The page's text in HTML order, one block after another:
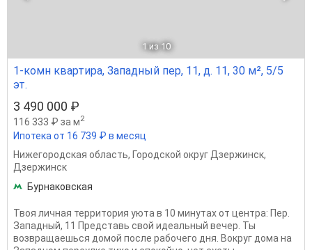
1 из 10
1-комн квартира, Западный пер, 11, д. 11, 30 м², 5/5
эт.
3 490 000 ₽
116 333 ₽ за м2
Ипотека от 16 739 ₽ в месяц
Нижегородская область, Городской округ Дзержинск,
Дзержинск
Бурнаковская
Твоя личная территория уюта в 10 минутах от центра: Пер.
Западный, 11 Представь свой идеальный вечер. Ты
возвращаешься домой после рабочего дня. Вокруг дома на